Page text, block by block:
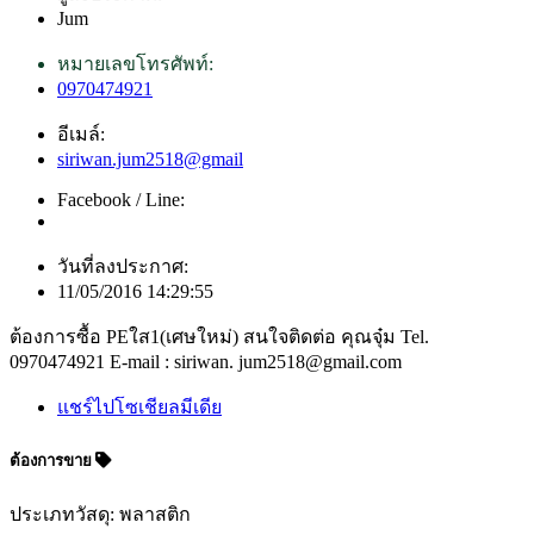
Jum
หมายเลขโทรศัพท์:
0970474921
อีเมล์:
siriwan.jum2518@gmail
Facebook / Line:
วันที่ลงประกาศ:
11/05/2016 14:29:55
ต้องการซื้อ PEใส1(เศษใหม่) สนใจติดต่อ คุณจุ๋ม Tel.
0970474921 E-mail : siriwan. jum2518@gmail.com
แชร์ไปโซเชียลมีเดีย
ต้องการขาย
ประเภทวัสดุ: พลาสติก